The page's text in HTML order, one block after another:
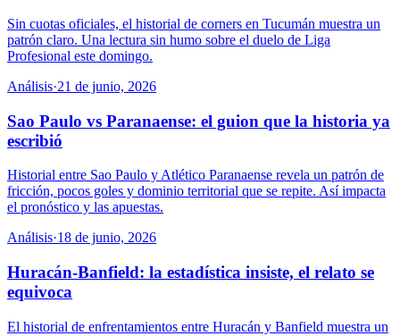
Sin cuotas oficiales, el historial de corners en Tucumán muestra un
patrón claro. Una lectura sin humo sobre el duelo de Liga
Profesional este domingo.
Análisis·21 de junio, 2026
Sao Paulo vs Paranaense: el guion que la historia ya
escribió
Historial entre Sao Paulo y Atlético Paranaense revela un patrón de
fricción, pocos goles y dominio territorial que se repite. Así impacta
el pronóstico y las apuestas.
Análisis·18 de junio, 2026
Huracán-Banfield: la estadística insiste, el relato se
equivoca
El historial de enfrentamientos entre Huracán y Banfield muestra un